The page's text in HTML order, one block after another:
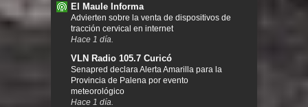
El Maule Informa
Advierten sobre la venta de dispositivos de
tracción cervical en internet
Hace 1 día.
VLN Radio 105.7 Curicó
Senapred declara Alerta Amarilla para la
Provincia de Palena por evento
meteorológico
Hace 1 día.